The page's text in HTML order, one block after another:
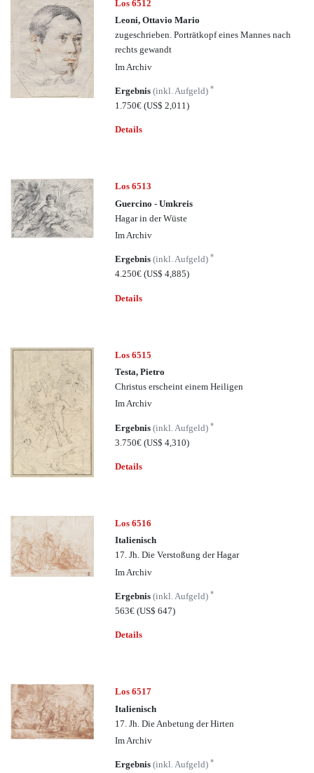
Los 6512
Leoni, Ottavio Mario
zugeschrieben. Porträtkopf eines Mannes nach
rechts gewandt
Im Archiv
Ergebnis(inkl. Aufgeld)*
1.750€(US$ 2,011)
Details
Los 6513
Guercino - Umkreis
Hagar in der Wüste
Im Archiv
Ergebnis(inkl. Aufgeld)*
4.250€(US$ 4,885)
Details
Los 6515
Testa, Pietro
Christus erscheint einem Heiligen
Im Archiv
Ergebnis(inkl. Aufgeld)*
3.750€(US$ 4,310)
Details
Los 6516
Italienisch
17. Jh. Die Verstoßung der Hagar
Im Archiv
Ergebnis(inkl. Aufgeld)*
563€(US$ 647)
Details
Los 6517
Italienisch
17. Jh. Die Anbetung der Hirten
Im Archiv
Ergebnis(inkl. Aufgeld)*